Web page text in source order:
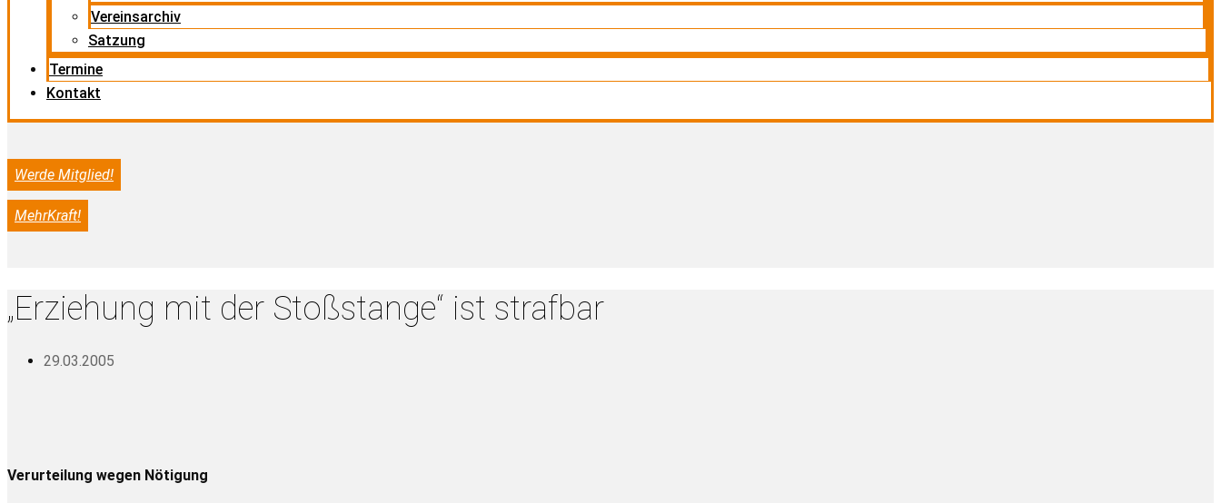
Vereinsarchiv
Satzung
Termine
Kontakt
Werde Mitglied!
MehrKraft!
„Erziehung mit der Stoßstange“ ist strafbar
29.03.2005
Verurteilung wegen Nötigung